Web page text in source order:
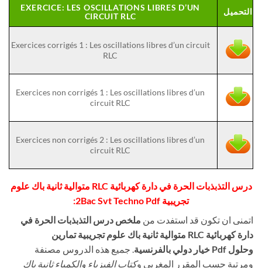
التحميل
EXERCICE: LES OSCILLATIONS LIBRES D’UN
CIRCUIT RLC
Exercices corrigés 1 : Les oscillations libres d’un circuit
RLC
Exercices non corrigés 1 : Les oscillations libres d’un
circuit RLC
Exercices non corrigés 2 : Les oscillations libres d’un
circuit RLC
درس التذبذبات الحرة في دارة كهربائية RLC متوالية ثانية باك علوم
تجريبية 2Bac Svt Techno Pdf:
اتمنى ان تكون قد استفدت من ملخص درس التذبذبات الحرة في
دارة كهربائية RLC متوالية ثانية باك علوم تجريبية تمارين
وحلول Pdf خيار دولي بالفرنسية
. جميع هذه الدروس مصنفة
ومرتبة حسب المقرر المغربي وكتاب الفيزياء والكمياء ثانية باك